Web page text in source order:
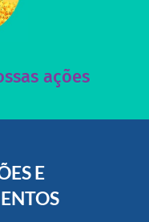
ações
ajude compartilhando
site!
E